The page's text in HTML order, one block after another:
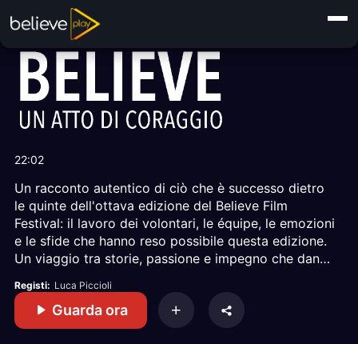
22:02
Un racconto autentico di ciò che è successo dietro
le quinte dell'ottava edizione del Believe Film
Festival: il lavoro dei volontari, le équipe, le emozioni
e le sfide che hanno reso possibile questa edizione.
Un viaggio tra storie, passione e impegno che danno
Registi: Luca Piccioli
Guarda ora